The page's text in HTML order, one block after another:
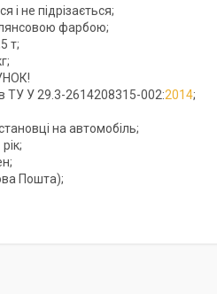
і не підрізається;
фарбою;
т;
ТУ У 29.3-2614208315-002:2014;
на автомобіль;
Пошта);